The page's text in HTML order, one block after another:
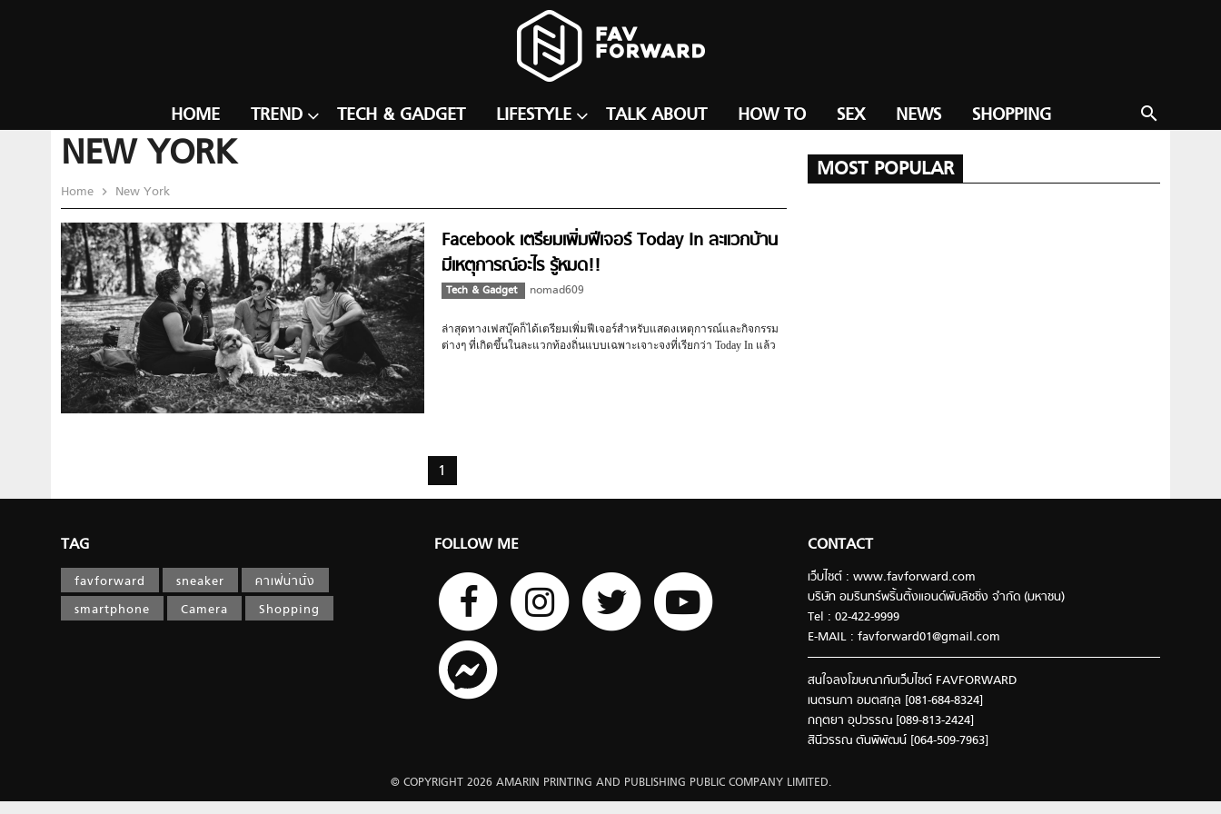
search
HOME TREND TECH & GADGET LIFESTYLE TALK ABOUT HOW TO SEX NEWS SHOPPING
NEW YORK
Home New York
Facebook เตรียมเพิ่มฟีเจอร์ Today In ละแวกบ้าน
มีเหตุการณ์อะไร รู้หมด!!
Tech & Gadget nomad609
ล่าสุดทางเฟสบุ๊คก็ได้เตรียมเพิ่มฟีเจอร์สำหรับแสดงเหตุการณ์และกิจกรรม
ต่างๆ ที่เกิดขึ้นในละแวกท้องถิ่นแบบเฉพาะเจาะจงที่เรียกว่า Today In แล้ว
1
MOST POPULAR
TAG
favforward sneaker
คาเฟ่น่านั่ง
smartphone
Camera Shopping
FOLLOW ME CONTACT
เว็บไซต์ : www.favforward.com
บริษัท อมรินทร์พริ้นติ้งแอนด์พับลิชชิ่ง จำกัด (มหาชน)
Tel : 02-422-9999
E-MAIL : favforward01@gmail.com
สนใจลงโฆษณากับเว็บไซต์ FAVFORWARD
เนตรนภา อมตสกุล [081-684-8324]
กฤตยา อุปวรรณ [089-813-2424]
สินีวรรณ ตันพิพัฒน์ [064-509-7963]
© COPYRIGHT 2026 AMARIN PRINTING AND PUBLISHING PUBLIC COMPANY LIMITED.